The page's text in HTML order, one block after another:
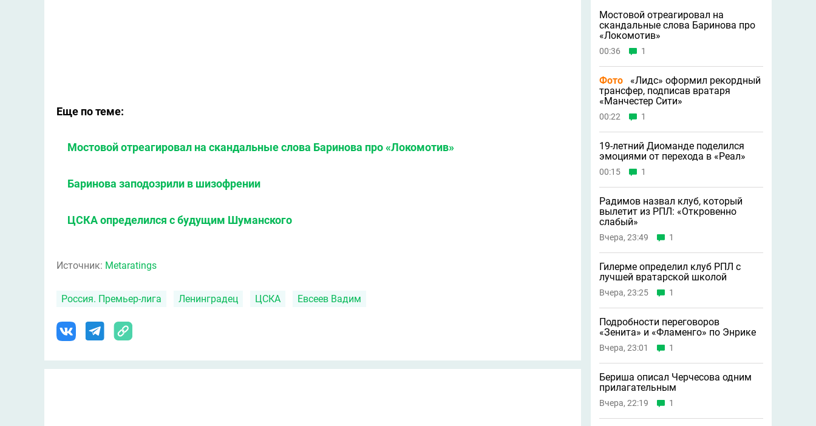
Еще по теме:
Мостовой отреагировал на скандальные слова Баринова про «Локомотив»
Баринова заподозрили в шизофрении
ЦСКА определился с будущим Шуманского
Источник: Metaratings
Россия. Премьер-лига Ленинградец ЦСКА Евсеев Вадим
Мостовой отреагировал на
скандальные слова Баринова про
«Локомотив»
00:36 1
Фото
«Лидс» оформил рекордный
трансфер, подписав вратаря
«Манчестер Сити»
00:22 1
19-летний Диоманде поделился
эмоциями от перехода в «Реал»
00:15 1
Радимов назвал клуб, который
вылетит из РПЛ: «Откровенно
слабый»
Вчера, 23:49 1
Гилерме определил клуб РПЛ с
лучшей вратарской школой
Вчера, 23:25 1
Подробности переговоров
«Зенита» и «Фламенго» по Энрике
Вчера, 23:01 1
Бериша описал Черчесова одним
прилагательным
Вчера, 22:19 1